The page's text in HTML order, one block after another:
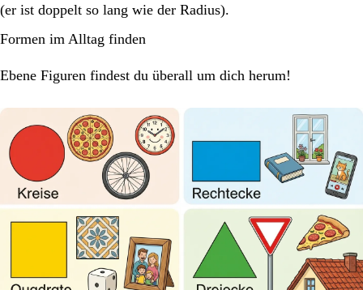
(er ist doppelt so lang wie der Radius).
Formen im Alltag finden
Ebene Figuren findest du überall um dich herum!